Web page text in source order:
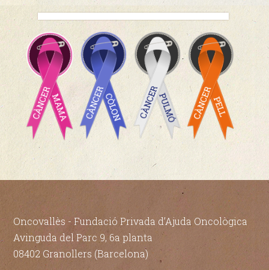
Oncovallès - Fundació Privada d’Ajuda Oncològica
Avinguda del Parc 9, 6a planta
08402 Granollers (Barcelona)